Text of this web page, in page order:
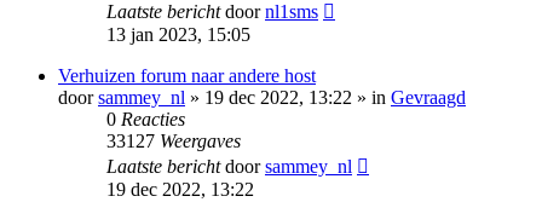
Laatste berichtdoornl1sms
13 jan 2023, 15:05
Verhuizen forum naar andere host
doorsammey_nl » 19 dec 2022, 13:22 » in Gevraagd
0 Reacties
33127 Weergaves
Laatste berichtdoorsammey_nl
19 dec 2022, 13:22